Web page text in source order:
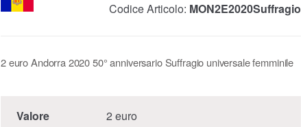
Codice Articolo: MON2E2020Suffragio
2 euro Andorra 2020 50° anniversario Suffragio universale femminile
Valore 2 euro